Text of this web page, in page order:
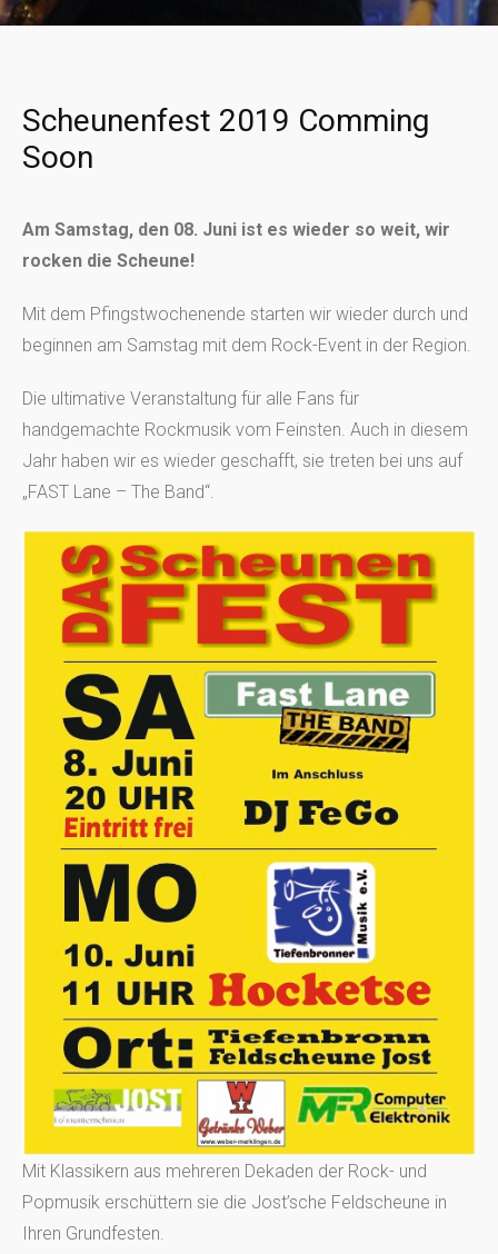
Scheunenfest 2019 Comming
Soon
Am Samstag, den 08. Juni ist es wieder so weit, wir
rocken die Scheune!
Mit dem Pfingstwochenende starten wir wieder durch und
beginnen am Samstag mit dem Rock-Event in der Region.
Die ultimative Veranstaltung für alle Fans für
handgemachte Rockmusik vom Feinsten. Auch in diesem
Jahr haben wir es wieder geschafft, sie treten bei uns auf
„FAST Lane – The Band“.
Mit Klassikern aus mehreren Dekaden der Rock- und
Popmusik erschüttern sie die Jost’sche Feldscheune in
Ihren Grundfesten.